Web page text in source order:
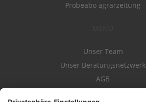
Probeabo agrarzeitung
Unser Team
Unser Beratungsnetzwerk
AGB